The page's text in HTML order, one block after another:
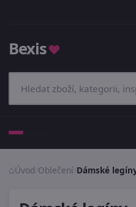
Bexis♥
Úvod Oblečení Dámské